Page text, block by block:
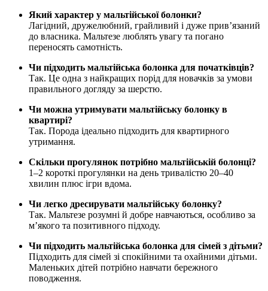
Який характер у мальтійської болонки?
Лагідний, дружелюбний, грайливий і дуже прив’язаний
до власника. Мальтезе люблять увагу та погано
переносять самотність.
Чи підходить мальтійська болонка для початківців?
Так. Це одна з найкращих порід для новачків за умови
правильного догляду за шерстю.
Чи можна утримувати мальтійську болонку в
квартирі?
Так. Порода ідеально підходить для квартирного
утримання.
Скільки прогулянок потрібно мальтійській болонці?
1–2 короткі прогулянки на день тривалістю 20–40
хвилин плюс ігри вдома.
Чи легко дресирувати мальтійську болонку?
Так. Мальтезе розумні й добре навчаються, особливо за
м’якого та позитивного підходу.
Чи підходить мальтійська болонка для сімей з дітьми?
Підходить для сімей зі спокійними та охайними дітьми.
Маленьких дітей потрібно навчати бережного
поводження.